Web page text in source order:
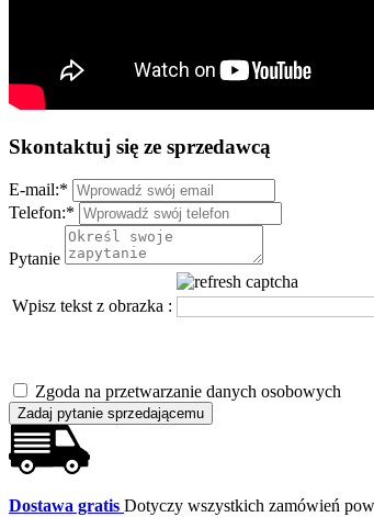
Skontaktuj się ze sprzedawcą
E-mail:*
Telefon:*
Pytanie
Wpisz tekst z obrazka :
Zgoda na przetwarzanie danych osobowych
Zadaj pytanie sprzedającemu
Dostawa gratis Dotyczy wszystkich zamówień